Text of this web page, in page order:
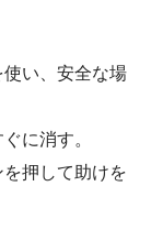
い、安全な場
に消す。
押して助けを